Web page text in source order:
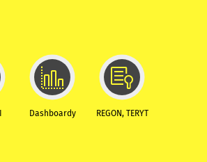
Dashboardy REGON, TERYT